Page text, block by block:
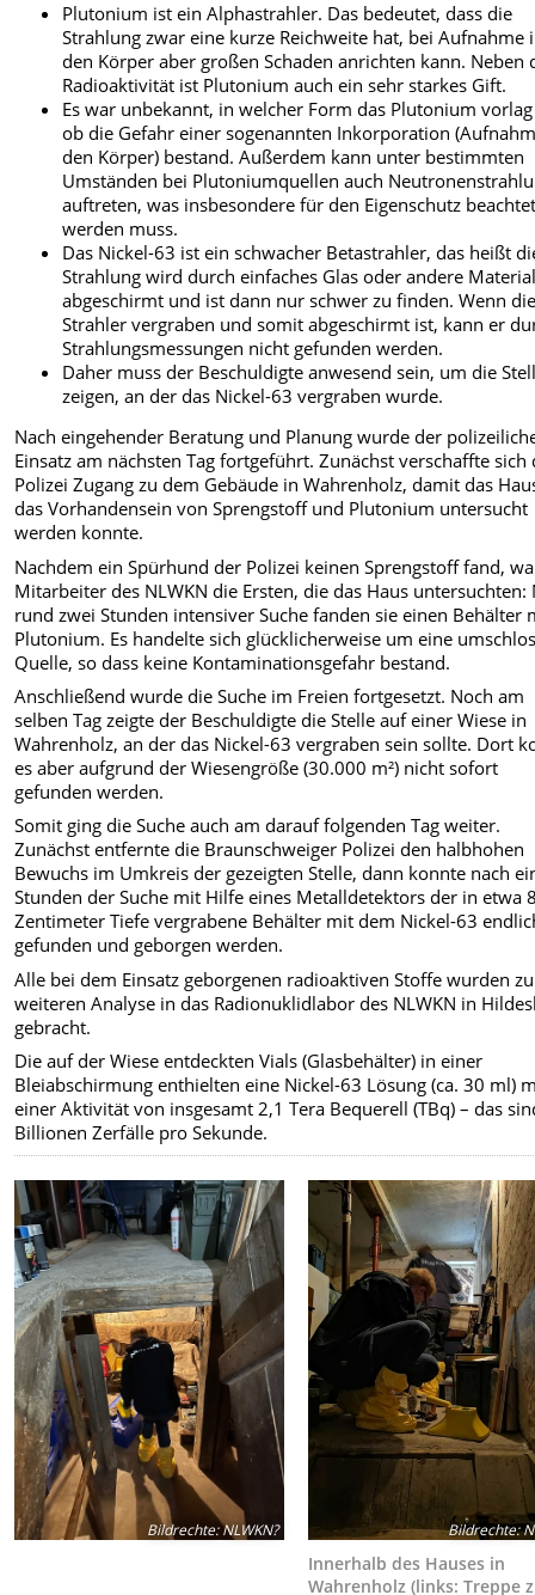
Plutonium ist ein Alphastrahler. Das bedeutet, dass die
Strahlung zwar eine kurze Reichweite hat, bei Aufnahme
den Körper aber großen Schaden anrichten kann. Neben
Radioaktivität ist Plutonium auch ein sehr starkes Gift.
Es war unbekannt, in welcher Form das Plutonium
ob die Gefahr einer sogenannten Inkorporation
den Körper) bestand. Außerdem kann unter bestimmten
Umständen bei Plutoniumquellen auch
auftreten, was insbesondere für den Eigenschutz
werden muss.
Das Nickel-63 ist ein schwacher Betastrahler, das heißt
Strahlung wird durch einfaches Glas oder andere
abgeschirmt und ist dann nur schwer zu finden. Wenn
Strahler vergraben und somit abgeschirmt ist, kann er
Strahlungsmessungen nicht gefunden werden.
Daher muss der Beschuldigte anwesend sein, um die
zeigen, an der das Nickel-63 vergraben wurde.
Nach eingehender Beratung und Planung wurde der
Einsatz am nächsten Tag fortgeführt. Zunächst verschaffte sich
Polizei Zugang zu dem Gebäude in Wahrenholz, damit das
das Vorhandensein von Sprengstoff und Plutonium untersucht
werden konnte.
Nachdem ein Spürhund der Polizei keinen Sprengstoff fand,
Mitarbeiter des NLWKN die Ersten, die das Haus untersuchten:
rund zwei Stunden intensiver Suche fanden sie einen Behälter
Plutonium. Es handelte sich glücklicherweise um eine
Quelle, so dass keine Kontaminationsgefahr bestand.
Anschließend wurde die Suche im Freien fortgesetzt. Noch am
selben Tag zeigte der Beschuldigte die Stelle auf einer Wiese in
Wahrenholz, an der das Nickel-63 vergraben sein sollte. Dort
es aber aufgrund der Wiesengröße (30.000 m²) nicht sofort
gefunden werden.
Somit ging die Suche auch am darauf folgenden Tag weiter.
Zunächst entfernte die Braunschweiger Polizei den halbhohen
Bewuchs im Umkreis der gezeigten Stelle, dann konnte nach
Stunden der Suche mit Hilfe eines Metalldetektors der in etwa
Zentimeter Tiefe vergrabene Behälter mit dem Nickel-63
gefunden und geborgen werden.
Alle bei dem Einsatz geborgenen radioaktiven Stoffe wurden
weiteren Analyse in das Radionuklidlabor des NLWKN in
gebracht.
Die auf der Wiese entdeckten Vials (Glasbehälter) in einer
Bleiabschirmung enthielten eine Nickel-63 Lösung (ca. 30 ml)
einer Aktivität von insgesamt 2,1 Tera Bequerell (TBq) – das
Billionen Zerfälle pro Sekunde.
Bildrechte:NLWKN? Bildrechte:
Innerhalb des Hauses in
Wahrenholz (links: Treppe